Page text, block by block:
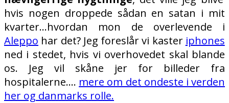
hvis nogen droppede sådan en satan i mit
kvarter…hvordan mon de overlevende i
Aleppo har det? Jeg foreslår vi kaster iphones
ned i stedet, hvis vi overhovedet skal blande
os. Jeg vil skåne jer for billeder fra
hospitalerne…. mere om det ondeste i verden
her og danmarks rolle.